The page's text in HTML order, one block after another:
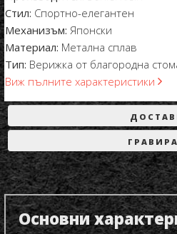
Стил: Спортно-елегантен
Механизъм: Японски
Материал: Метална сплав
Тип: Верижка от благородна
Виж пълните характеристики
Основни